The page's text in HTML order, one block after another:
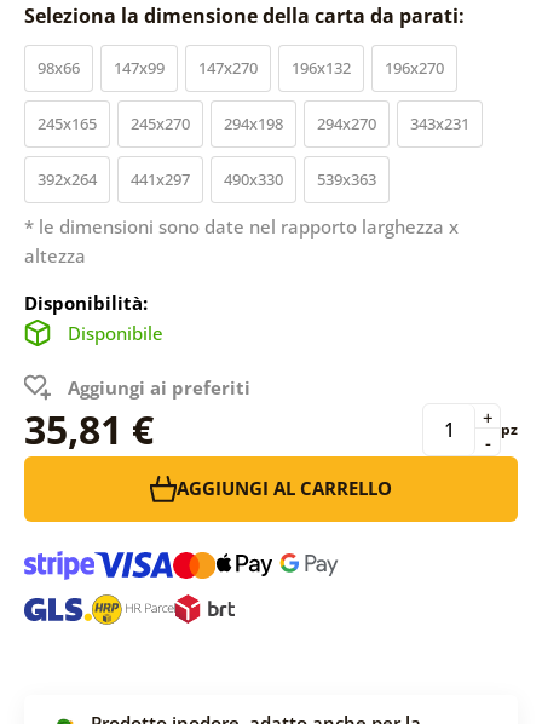
Seleziona la dimensione della carta da parati:
98x66 147x99 147x270 196x132 196x270
245x165 245x270 294x198 294x270 343x231
392x264 441x297 490x330 539x363
* le dimensioni sono date nel rapporto larghezza x
altezza
Disponibilità:
Disponibile
Aggiungi ai preferiti
35,81 € -
+ pz
AGGIUNGI AL CARRELLO